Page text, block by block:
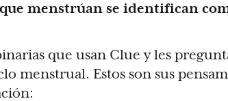
menstrúan se identifican
que usan Clue y les
menstrual. Estos son sus